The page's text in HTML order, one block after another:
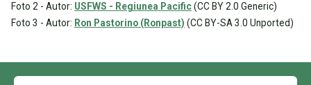
Foto 2 - Autor: USFWS - Regiunea Pacific(CC BY 2.0 Generic)
Foto 3 - Autor: Ron Pastorino (Ronpast) (CC BY-SA 3.0 Unported)